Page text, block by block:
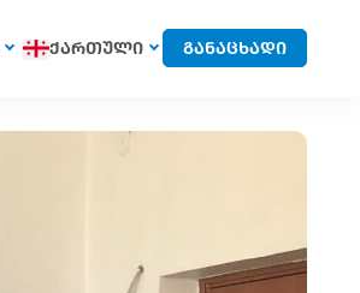
ქართული განაცხადი